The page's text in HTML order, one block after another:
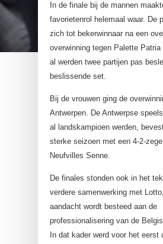
In de finale bij de mannen
favorietenrol helemaal waar. De
zich tot bekerwinnaar na een
overwinning tegen Palette
al werden twee partijen pas
beslissende set.
Bij de vrouwen ging de
Antwerpen. De Antwerpse
al landskampioen werden,
sterke seizoen met een 4-2-
Neufvilles Senne.
De finales stonden ook in het
verdere samenwerking met
aandacht wordt besteed aan de
professionalisering van de
In dat kader werd voor het eerst